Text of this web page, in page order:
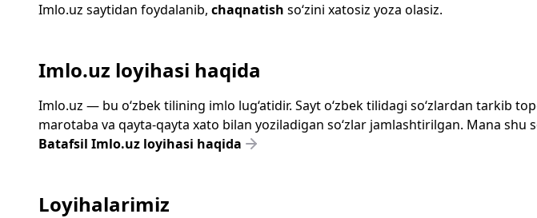
Imlo.uz saytidan foydalanib, chaqnatish so‘zini xatosiz yoza olasiz.
Imlo.uz loyihasi haqida
Imlo.uz — bu o‘zbek tilining imlo lug‘atidir. Sayt o‘zbek tilidagi so‘zlardan tarkib
marotaba va qayta-qayta xato bilan yoziladigan so‘zlar jamlashtirilgan. Mana shu
Batafsil Imlo.uz loyihasi haqida
Loyihalarimiz